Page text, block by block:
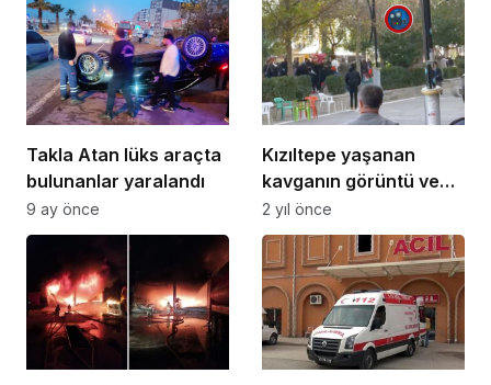
Takla Atan lüks araçta
bulunanlar yaralandı
9 ay önce
Kızıltepe yaşanan
kavganın görüntü ve
ayrıntıları belli oldu
2 yıl önce